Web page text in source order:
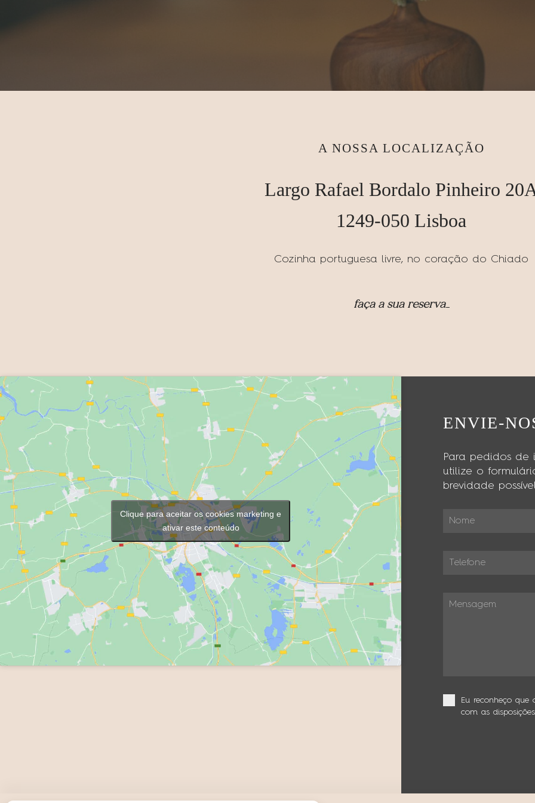
A NOSSA LOCALIZAÇÃO
Largo Rafael Bordalo Pinheiro
1249-050 Lisboa
Cozinha portuguesa livre, no coração do Chiado
faça a sua reserva_
Clique para aceitar os cookies marketing e
ativar este conteúdo
ENVIE-
Para pedidos de
utilize o
brevidade
Eu reconheço que
com as